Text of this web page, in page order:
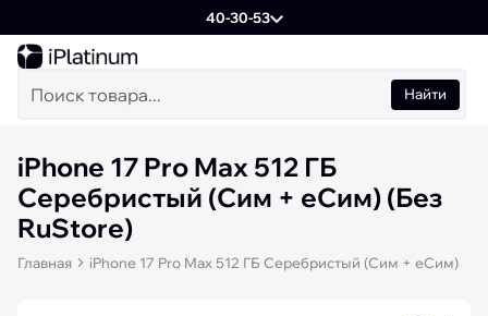
40-30-53
Найти
iPhone 17 Pro Max 512 ГБ
Серебристый (Сим + еСим) (Без
RuStore)
Главная iPhone 17 Pro Max 512 ГБ Серебристый (Сим + еСим)